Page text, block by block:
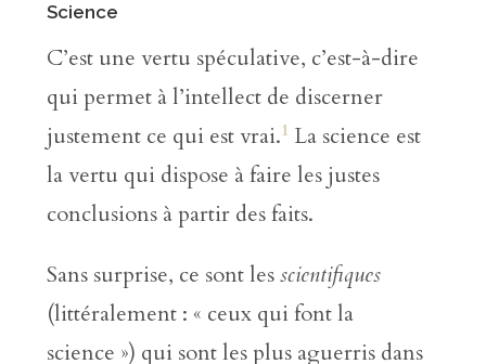
Science
C’est une vertu spéculative, c’est-à-dire
qui permet à l’intellect de discerner
justement ce qui est vrai.1 La science est
la vertu qui dispose à faire les justes
conclusions à partir des faits.
Sans surprise, ce sont lesscientifiques
(littéralement : « ceux qui font la
science ») qui sont les plus aguerris dans